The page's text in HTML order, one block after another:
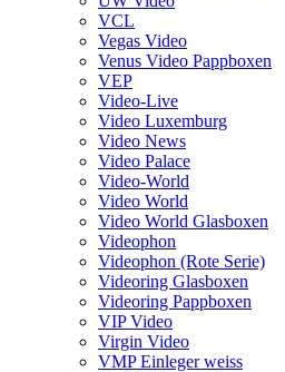
VCL
Vegas Video
Venus Video Pappboxen
VEP
Video-Live
Video Luxemburg
Video News
Video Palace
Video-World
Video World
Video World Glasboxen
Videophon
Videophon (Rote Serie)
Videoring Glasboxen
Videoring Pappboxen
VIP Video
Virgin Video
VMP Einleger weiss